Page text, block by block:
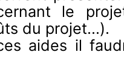
le
du projet...).
aides il